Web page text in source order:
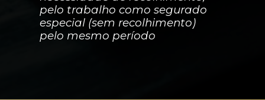
pelo trabalho como segurado
especial (sem recolhimento)
pelo mesmo período